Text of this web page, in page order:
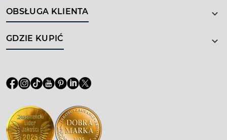
OBSŁUGA KLIENTA
GDZIE KUPIĆ